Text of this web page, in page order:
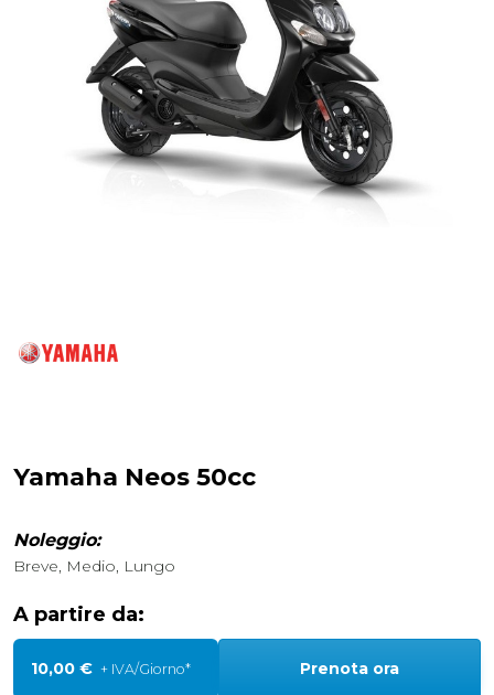
Yamaha Neos 50cc
Noleggio:
Breve, Medio, Lungo
A partire da:
10,00 € + IVA/Giorno* Prenota ora